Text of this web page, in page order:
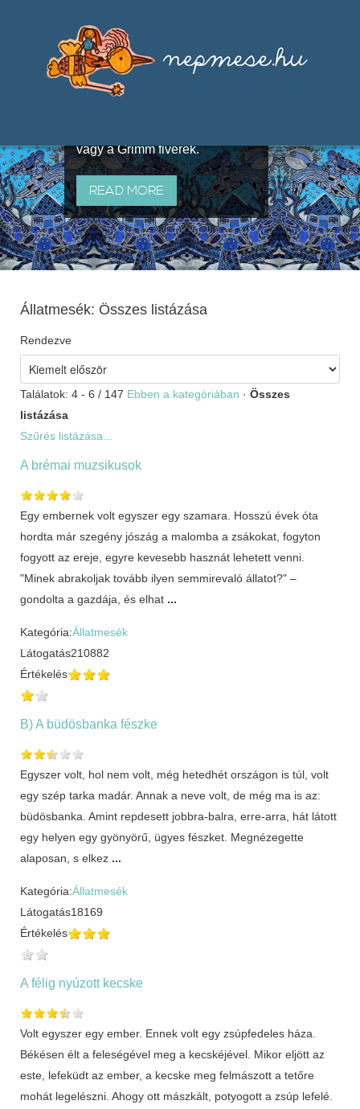
útján terjedő elbeszélésekből,
melyeket olyan ismert gyűjtők
állítottak össze, mint Benedek
vagy a Grimm fivérek.
READ MORE
Állatmesék: Összes listázása
Rendezve
Találatok: 4 - 6 / 147 Ebben a kategóriában · Összes
listázása
Szűrés listázása...
A brémai muzsikusok
Egy embernek volt egyszer egy szamara. Hosszú évek óta
hordta már szegény jószág a malomba a zsákokat, fogyton
fogyott az ereje, egyre kevesebb hasznát lehetett venni.
"Minek abrakoljak tovább ilyen semmirevaló állatot?" –
gondolta a gazdája, és elhat ...
Kategória:Állatmesék
Látogatás210882
Értékelés
B) A büdösbanka fészke
Egyszer volt, hol nem volt, még hetedhét országon is túl, volt
egy szép tarka madár. Annak a neve volt, de még ma is az:
büdösbanka. Amint repdesett jobbra-balra, erre-arra, hát látott
egy helyen egy gyönyörű, ügyes fészket. Megnézegette
alaposan, s elkez ...
Kategória:Állatmesék
Látogatás18169
Értékelés
A félig nyúzott kecske
Volt egyszer egy ember. Ennek volt egy zsúpfedeles háza.
Békésen élt a feleségével meg a kecskéjével. Mikor eljött az
este, lefeküdt az ember, a kecske meg felmászott a tetőre
mohát legelészni. Ahogy ott mászkált, potyogott a zsúp lefelé.